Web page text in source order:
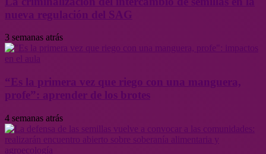
nueva regulación del SAG
3 semanas atrás
“Es la primera vez que riego con una manguera,
profe”: aprender de los brotes
4 semanas atrás